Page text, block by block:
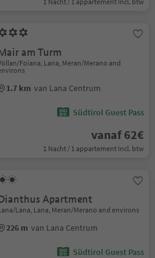
am Turm
Foiana, Lana, Meran/Merano and
1.7 km van Lana Centrum
Südtirol Guest Pass
vanaf 62€
1 Nacht / 1 appartement Incl. btw
Apartment
Lana, Lana, Meran/Merano and environs
226 m van Lana Centrum
Südtirol Guest Pass